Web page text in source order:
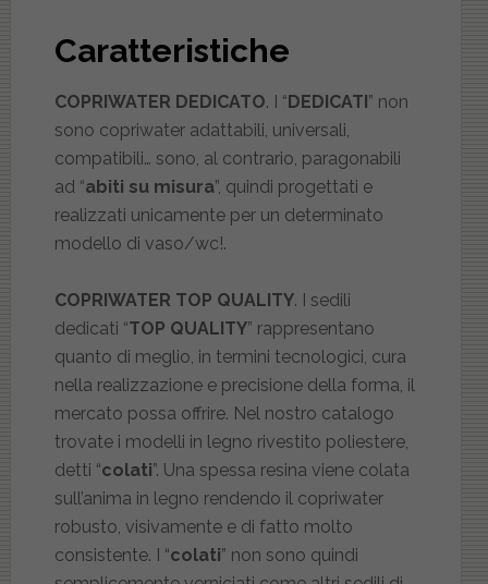
Caratteristiche
COPRIWATER DEDICATO. I “DEDICATI” non
sono copriwater adattabili, universali,
compatibili… sono, al contrario, paragonabili
ad “abiti su misura”, quindi progettati e
realizzati unicamente per un determinato
modello di vaso/wc!.
COPRIWATER TOP QUALITY. I sedili
dedicati “TOP QUALITY” rappresentano
quanto di meglio, in termini tecnologici, cura
nella realizzazione e precisione della forma, il
mercato possa offrire. Nel nostro catalogo
trovate i modelli in legno rivestito poliestere,
detti “colati”. Una spessa resina viene colata
sull’anima in legno rendendo il copriwater
robusto, visivamente e di fatto molto
consistente. I “colati” non sono quindi